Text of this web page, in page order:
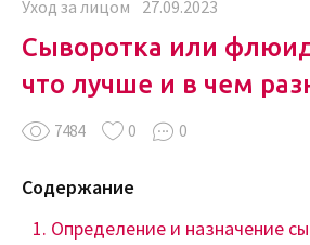
Уход за лицом 27.09.2023
7484 0 0
Сыворотка или
что лучше и в чем
Содержание
Определение и назначение